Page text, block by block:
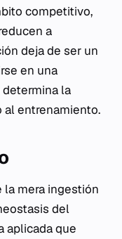
competitivo,
a
deja de ser un
en una
la
entrenamiento.
mera ingestión
del
aplicada que